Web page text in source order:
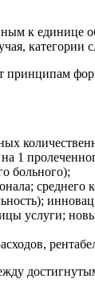
к единице
категории
принципам
1
больного);
услуги;